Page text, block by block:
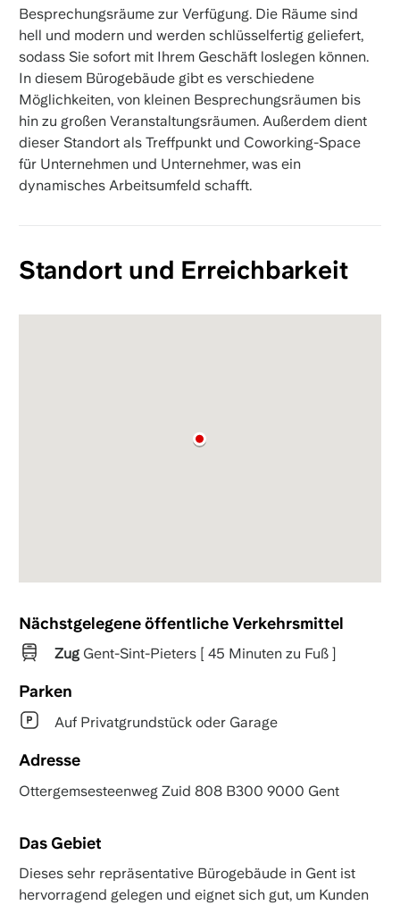
Besprechungsräume zur Verfügung. Die Räume sind
hell und modern und werden schlüsselfertig geliefert,
sodass Sie sofort mit Ihrem Geschäft loslegen können.
In diesem Bürogebäude gibt es verschiedene
Möglichkeiten, von kleinen Besprechungsräumen bis
hin zu großen Veranstaltungsräumen. Außerdem dient
dieser Standort als Treffpunkt und Coworking-Space
für Unternehmen und Unternehmer, was ein
dynamisches Arbeitsumfeld schafft.
Standort und Erreichbarkeit
Nächstgelegene öffentliche Verkehrsmittel
ZugGent-Sint-Pieters [ 45 Minuten zu Fuß ]
Parken
Auf Privatgrundstück oder Garage
Adresse
Ottergemsesteenweg Zuid 808 B300 9000 Gent
Das Gebiet
Dieses sehr repräsentative Bürogebäude in Gent ist
hervorragend gelegen und eignet sich gut, um Kunden